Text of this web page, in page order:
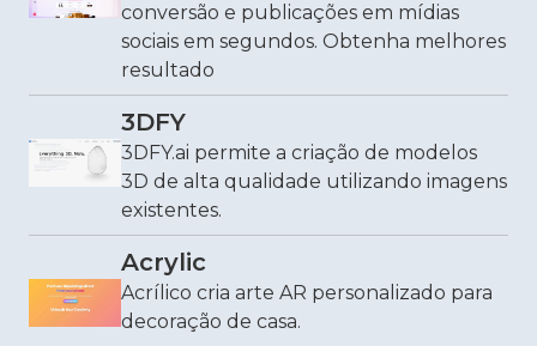
conversão e publicações em mídias
sociais em segundos. Obtenha melhores
resultado
3DFY
3DFY.ai permite a criação de modelos
3D de alta qualidade utilizando imagens
existentes.
Acrylic
Acrílico cria arte AR personalizado para
decoração de casa.